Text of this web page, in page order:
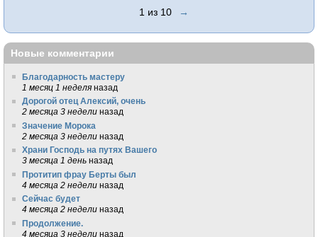
1 из 10 →
Новые комментарии
Благодарность мастеру
1 месяц 1 неделя назад
Дорогой отец Алексий, очень
2 месяца 3 недели назад
Значение Морока
2 месяца 3 недели назад
Храни Господь на путях Вашего
3 месяца 1 день назад
Протитип фрау Берты был
4 месяца 2 недели назад
Сейчас будет
4 месяца 2 недели назад
Продолжение.
4 месяца 3 недели назад